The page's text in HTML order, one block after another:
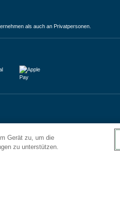
als auch an Privatpersonen.
Gerät zu, um die
zu unterstützen.